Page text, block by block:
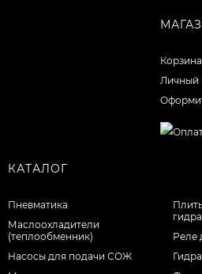
Корзина
Личный
КАТАЛОГ
Пневматика
Маслоохладители
(теплообменник)
Насосы для подачи СОЖ
Реле